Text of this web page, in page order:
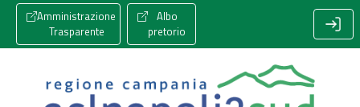
Amministrazione
Trasparente
Albo
pretorio